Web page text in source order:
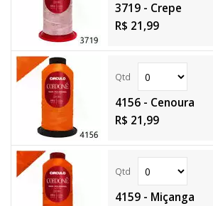
3719 - Crepe
R$ 21,99
4156 - Cenoura
R$ 21,99
4159 - Miçanga